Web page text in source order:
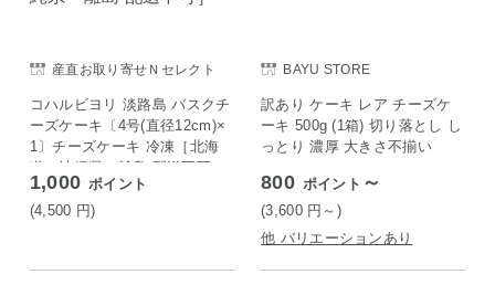
産直お取り寄せＮセレクト
コハルビヨリ 淡路島 バスクチ
ーズケーキ〔4号(直径12cm)×
1〕チーズケーキ 冷凍［北海
道・沖縄県・離島 配送不可］
1,000 ポイント
(4,500 円)
BAYU STORE
訳あり ケーキ レア チーズケ
ーキ 500g (1箱) 切り落とし し
っとり 濃厚 大きさ不揃い
800 ポイント ～
(3,600 円 ～)
他 バリエーションあり